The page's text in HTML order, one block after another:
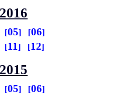
2016
05
06
11 12
2015
05
06